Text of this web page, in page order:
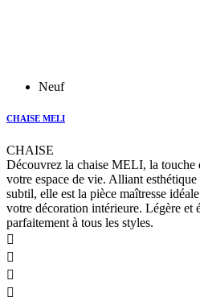
Neuf
CHAISE MELI
CHAISE
Découvrez la chaise MELI, la touche
votre espace de vie. Alliant
subtil, elle est la pièce maîtresse
votre décoration intérieure. Légère et
parfaitement à tous les styles.



